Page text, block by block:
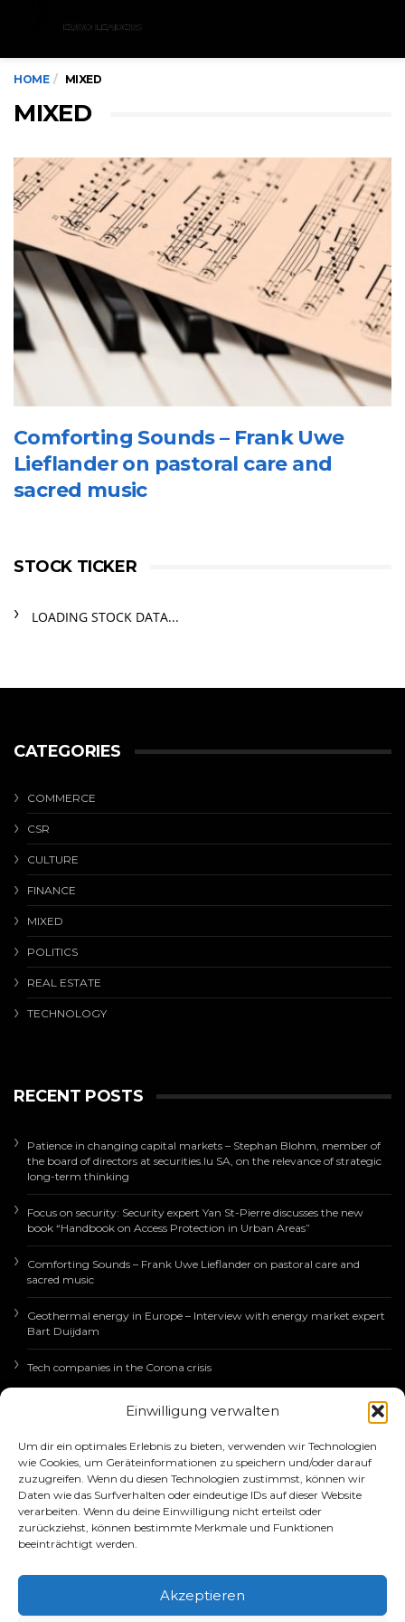
Einwilligung verwalten
Um dir ein optimales Erlebnis zu bieten, verwenden wir Technologien
wie Cookies, um Geräteinformationen zu speichern und/oder darauf
zuzugreifen. Wenn du diesen Technologien zustimmst, können wir
Daten wie das Surfverhalten oder eindeutige IDs auf dieser Website
verarbeiten. Wenn du deine Einwilligung nicht erteilst oder
zurückziehst, können bestimmte Merkmale und Funktionen
beeinträchtigt werden.
Akzeptieren
HOME MIXED
MIXED
Comforting Sounds – Frank Uwe
Lieflander on pastoral care and
sacred music
STOCK TICKER
LOADING STOCK DATA...
CATEGORIES
COMMERCE
CSR
CULTURE
FINANCE
MIXED
POLITICS
REAL ESTATE
TECHNOLOGY
RECENT POSTS
Patience in changing capital markets – Stephan Blohm, member of
the board of directors at securities.lu SA, on the relevance of strategic
long-term thinking
Focus on security: Security expert Yan St-Pierre discusses the new
book “Handbook on Access Protection in Urban Areas”
Comforting Sounds – Frank Uwe Lieflander on pastoral care and
sacred music
Geothermal energy in Europe – Interview with energy market expert
Bart Duijdam
Tech companies in the Corona crisis
EUROPÄISCHE
WIRTSCHAFTSNACHRICHTEN